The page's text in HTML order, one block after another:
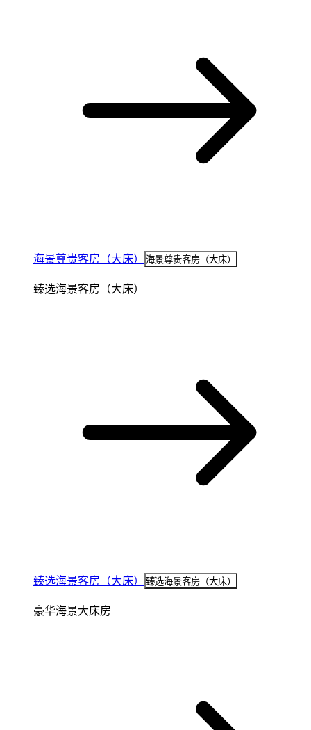
海景尊贵客房（大床） 海景尊贵客房（大床）
臻选海景客房（大床）
臻选海景客房（大床） 臻选海景客房（大床）
豪华海景大床房